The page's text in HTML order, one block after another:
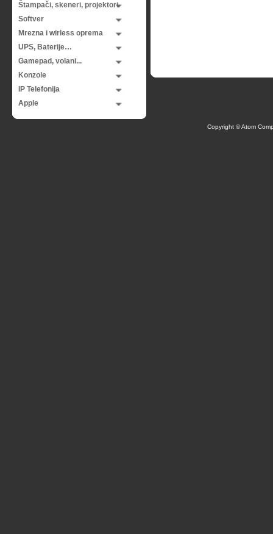
Štampači, skeneri, projektori
Softver
Mrezna i wirless oprema
UPS, Baterije…
Gamepad, volani...
Konzole
IP Telefonija
Apple
Copyright © Atom